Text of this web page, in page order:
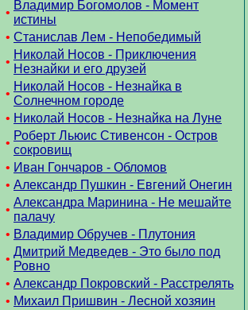
•
Владимир Богомолов - Момент
истины
• Станислав Лем - Непобедимый
•
Николай Носов - Приключения
Незнайки и его друзей
•
Николай Носов - Незнайка в
Солнечном городе
• Николай Носов - Незнайка на Луне
•
Роберт Льюис Стивенсон - Остров
сокровищ
• Иван Гончаров - Обломов
• Александр Пушкин - Евгений Онегин
•
Александра Маринина - Не мешайте
палачу
• Владимир Обручев - Плутония
•
Дмитрий Медведев - Это было под
Ровно
• Александр Покровский - Расстрелять
• Михаил Пришвин - Лесной хозяин